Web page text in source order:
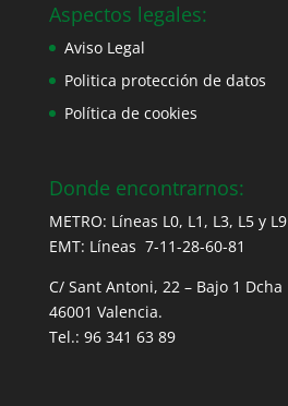
Aspectos legales:
Aviso Legal
Politica protección de datos
Política de cookies
Donde encontrarnos:
METRO: Líneas L0, L1, L3, L5 y L9
EMT: Líneas 7-11-28-60-81
C/ Sant Antoni, 22 – Bajo 1 Dcha
46001 Valencia.
Tel.: 96 341 63 89